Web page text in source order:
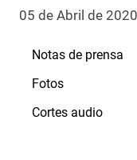
05 de Abril de 2020
Notas de prensa
Fotos
Cortes audio